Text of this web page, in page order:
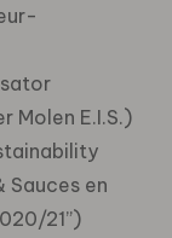
Molen E.I.S.)
Sauces en
21”)